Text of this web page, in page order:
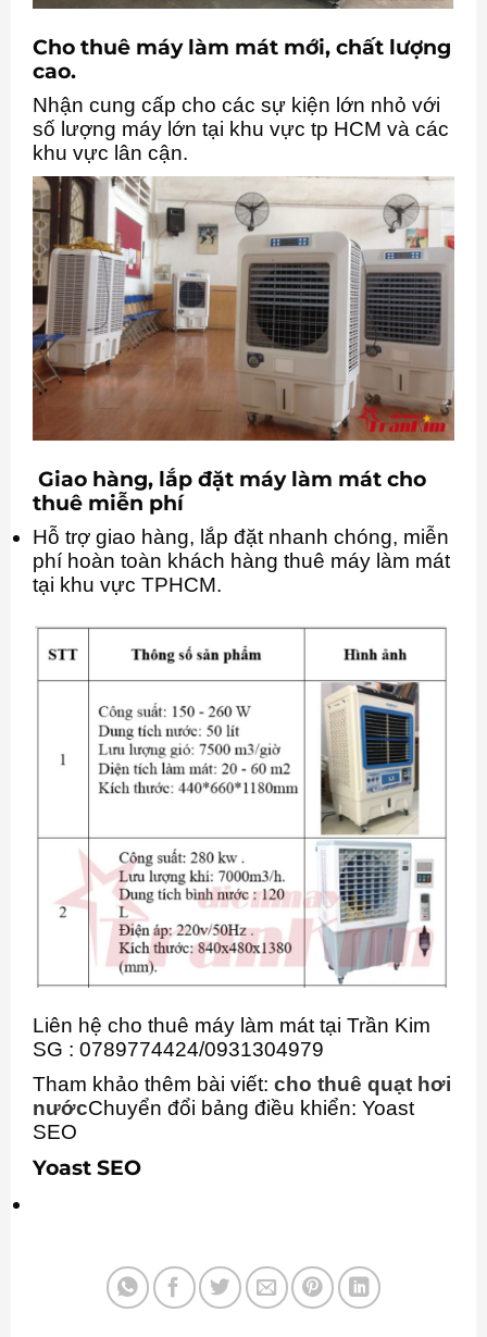
Cho thuê máy làm mát mới, chất lượng
cao.
Nhận cung cấp cho các sự kiện lớn nhỏ với
số lượng máy lớn tại khu vực tp HCM và các
khu vực lân cận.
Giao hàng, lắp đặt máy làm mát cho
thuê miễn phí
Hỗ trợ giao hàng, lắp đặt nhanh chóng, miễn
phí hoàn toàn khách hàng thuê máy làm mát
tại khu vực TPHCM.
Liên hệ cho thuê máy làm mát tại Trần Kim
SG : 0789774424/0931304979
Tham khảo thêm bài viết: cho thuê quạt hơi
nướcChuyển đổi bảng điều khiển: Yoast
SEO
Yoast SEO